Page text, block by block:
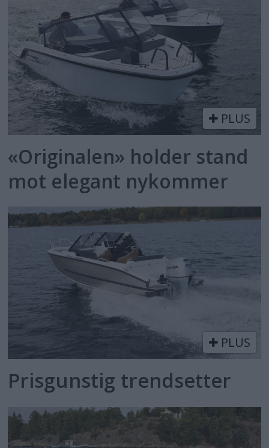
PLUS
«Originalen» holder stand
mot elegant nykommer
PLUS
Prisgunstig trendsetter